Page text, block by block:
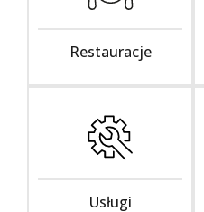
Restauracje
Usługi